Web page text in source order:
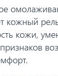
кожный
кожи,